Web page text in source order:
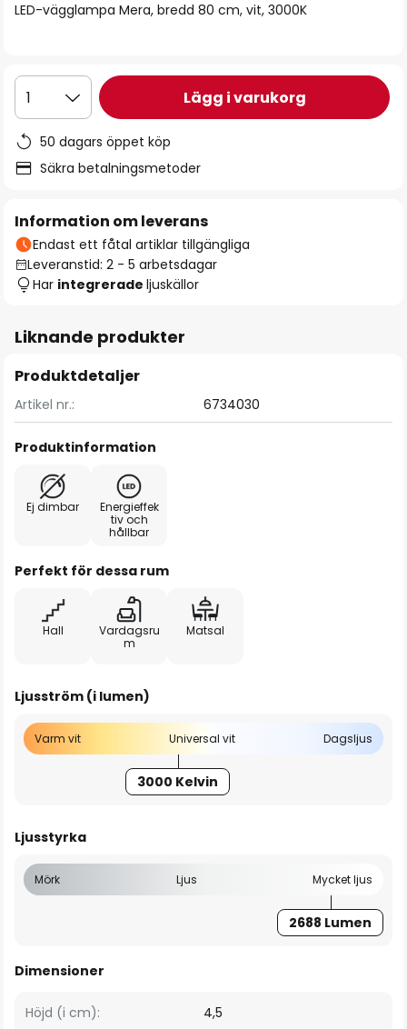
LED-vägglampa Mera, bredd 80 cm, vit, 3000K
1 Lägg i varukorg
50 dagars öppet köp
Säkra betalningsmetoder
Information om leverans
Endast ett fåtal artiklar tillgängliga
Leveranstid: 2 - 5 arbetsdagar
Har integrerade ljuskällor
Liknande produkter
Produktdetaljer
Artikel nr.: 6734030
Produktinformation
Ej dimbar
Energieffek
tiv och
hållbar
Perfekt för dessa rum
Hall
Vardagsru
m
Matsal
Ljusström (i lumen)
Varm vit Universal vit Dagsljus
3000 Kelvin
Ljusstyrka
Mörk Ljus Mycket ljus
2688 Lumen
Dimensioner
Höjd (i cm): 4,5